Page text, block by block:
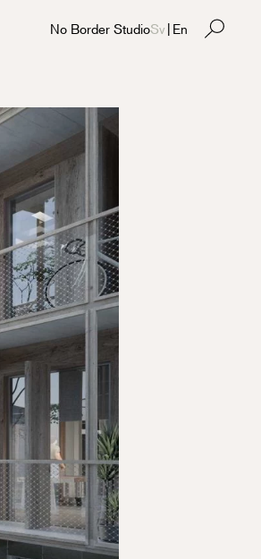
No Border StudioSv | En